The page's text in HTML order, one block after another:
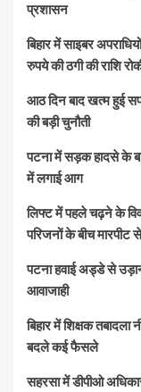
प्रशासन
बिहार में साइबर
रुपये की ठगी की राशि
आठ दिन बाद खत्म हुई
की बड़ी चुनौती
पटना में सड़क हादसे के
में लगाई आग
लिफ्ट में पहले चढ़ने के
परिजनों के बीच
पटना हवाई अड्डे से
आवाजाही
बिहार में शिक्षक
बदले कई फैसले
सहरसा में डीपीओ